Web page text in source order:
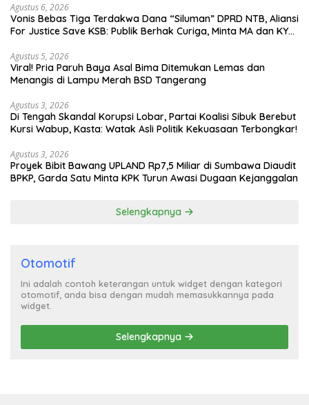
Agustus 6, 2026
Vonis Bebas Tiga Terdakwa Dana “Siluman” DPRD NTB, Aliansi
For Justice Save KSB: Publik Berhak Curiga, Minta MA dan KY
Agustus 5, 2026
Viral! Pria Paruh Baya Asal Bima Ditemukan Lemas dan
Menangis di Lampu Merah BSD Tangerang
Agustus 3, 2026
Di Tengah Skandal Korupsi Lobar, Partai Koalisi Sibuk Berebut
Kursi Wabup, Kasta: Watak Asli Politik Kekuasaan Terbongkar!
Agustus 3, 2026
Proyek Bibit Bawang UPLAND Rp7,5 Miliar di Sumbawa Diaudit
BPKP, Garda Satu Minta KPK Turun Awasi Dugaan Kejanggalan
Selengkapnya
Otomotif
Ini adalah contoh keterangan untuk widget dengan kategori
otomotif, anda bisa dengan mudah memasukkannya pada
widget.
Selengkapnya